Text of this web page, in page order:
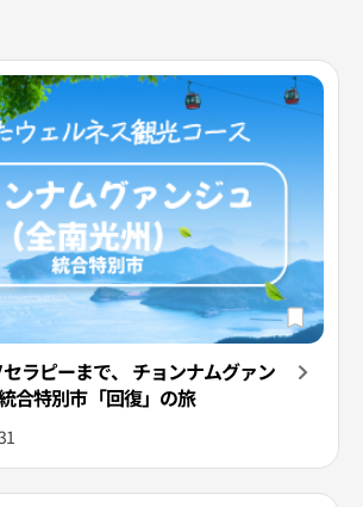
ラピーまで、 チョンナムグァン
合特別市「回復」の旅